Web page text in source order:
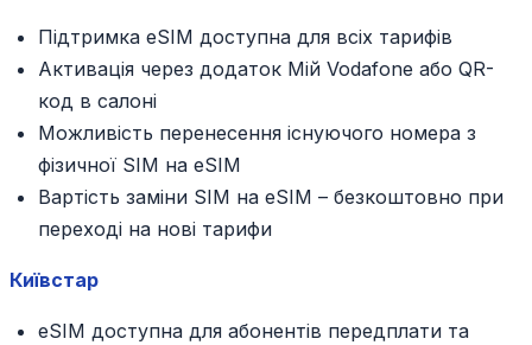
Підтримка eSIM доступна для всіх тарифів
Активація через додаток Мій Vodafone або QR-
код в салоні
Можливість перенесення існуючого номера з
фізичної SIM на eSIM
Вартість заміни SIM на eSIM – безкоштовно при
переході на нові тарифи
Київстар
eSIM доступна для абонентів передплати та